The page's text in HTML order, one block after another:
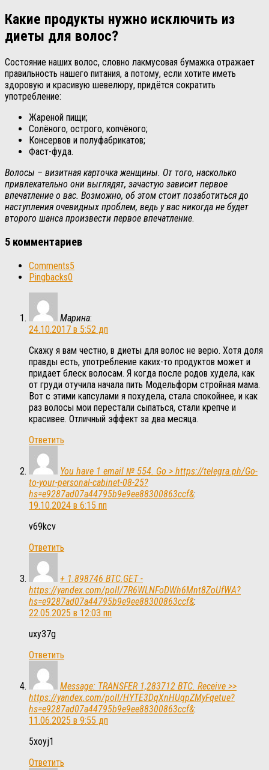
Какие продукты нужно исключить из
диеты для волос?
Состояние наших волос, словно лакмусовая бумажка отражает
правильность нашего питания, а потому, если хотите иметь
здоровую и красивую шевелюру, придётся сократить
употребление:
Жареной пищи;
Солёного, острого, копчёного;
Консервов и полуфабрикатов;
Фаст-фуда.
Волосы – визитная карточка женщины. От того, насколько
привлекательно они выглядят, зачастую зависит первое
впечатление о вас. Возможно, об этом стоит позаботиться до
наступления очевидных проблем, ведь у вас никогда не будет
второго шанса произвести первое впечатление.
5 комментариев
Comments5
Pingbacks0
Марина:
24.10.2017 в 5:52 дп
Скажу я вам честно, в диеты для волос не верю. Хотя доля
правды есть, употребление каких-то продуктов может и
придает блеск волосам. Я когда после родов худела, как
от груди отучила начала пить Модельформ стройная мама.
Вот с этими капсулами я похудела, стала спокойнее, и как
раз волосы мои перестали сыпаться, стали крепче и
красивее. Отличный эффект за два месяца.
Ответить
You have 1 email № 554. Go > https://telegra.ph/Go-
to-your-personal-cabinet-08-25?
hs=e9287ad07a44795b9e9ee88300863ccf&:
19.10.2024 в 6:15 пп
v69kcv
Ответить
+ 1.898746 BTC.GET -
https://yandex.com/poll/7R6WLNFoDWh6Mnt8ZoUfWA?
hs=e9287ad07a44795b9e9ee88300863ccf&:
22.05.2025 в 12:03 пп
uxy37g
Ответить
Message: TRANSFER 1,283712 BTC. Receive >>
https://yandex.com/poll/HYTE3DqXnHUqpZMyFqetue?
hs=e9287ad07a44795b9e9ee88300863ccf&:
11.06.2025 в 9:55 дп
5xoyj1
Ответить